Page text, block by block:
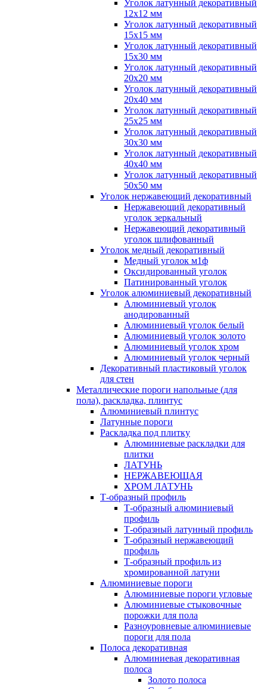
Уголок латунный декоративный
12x12 мм
Уголок латунный декоративный
15x15 мм
Уголок латунный декоративный
15x30 мм
Уголок латунный декоративный
20x20 мм
Уголок латунный декоративный
20x40 мм
Уголок латунный декоративный
25x25 мм
Уголок латунный декоративный
30x30 мм
Уголок латунный декоративный
40x40 мм
Уголок латунный декоративный
50x50 мм
Уголок нержавеющий декоративный
Нержавеющий декоративный
уголок зеркальный
Нержавеющий декоративный
уголок шлифованный
Уголок медный декоративный
Медный уголок м1ф
Оксидированный уголок
Патинированный уголок
Уголок алюминиевый декоративный
Алюминиевый уголок
анодированный
Алюминиевый уголок белый
Алюминиевый уголок золото
Алюминиевый уголок хром
Алюминиевый уголок черный
Декоративный пластиковый уголок
для стен
Металлические пороги напольные (для
пола), раскладка, плинтус
Алюминиевый плинтус
Латунные пороги
Раскладка под плитку
Алюминиевые раскладки для
плитки
ЛАТУНЬ
НЕРЖАВЕЮЩАЯ
ХРОМ ЛАТУНЬ
Т-образный профиль
Т-образный алюминиевый
профиль
Т-образный латунный профиль
Т-образный нержавеющий
профиль
Т-образный профиль из
хромированной латуни
Алюминиевые пороги
Алюминиевые пороги угловые
Алюминиевые стыковочные
порожки для пола
Разноуровневые алюминиевые
пороги для пола
Полоса декоративная
Алюминиевая декоративная
полоса
Золото полоса